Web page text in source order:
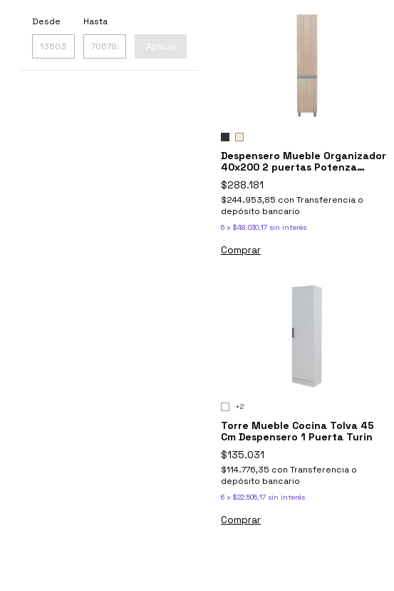
Desde Hasta
Aplicar
Despensero Mueble Organizador
40x200 2 puertas Potenza
Ricchezze
$288.181
$244.953,85 con Transferencia o
depósito bancario
6 x $48.030,17 sin interés
Comprar
+2
Torre Mueble Cocina Tolva 45
Cm Despensero 1 Puerta Turin
$135.031
$114.776,35 con Transferencia o
depósito bancario
6 x $22.505,17 sin interés
Comprar